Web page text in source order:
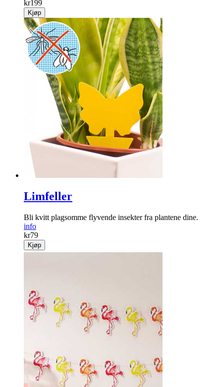
kr199
Kjøp
Limfeller
Bli kvitt plagsomme ­flyvende insekter fra plantene dine.
info
kr79
Kjøp